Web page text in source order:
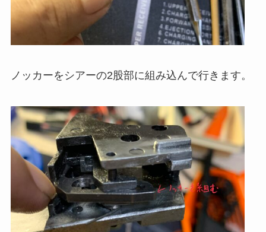
ノッカーをシアーの2股部に組み込んで行きます。